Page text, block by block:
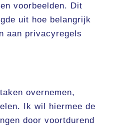
voorbeelden. Dit
uit hoe belangrijk
aan privacyregels
overnemen,
Ik wil hiermee de
door voortdurend